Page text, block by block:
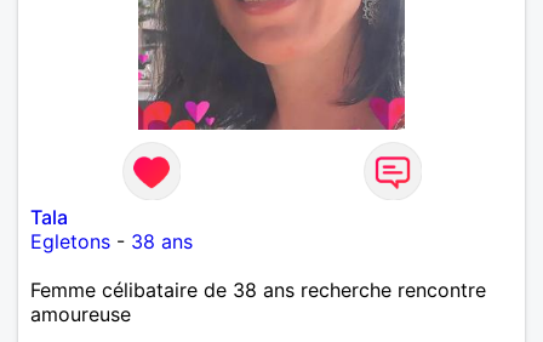
Tala
Egletons - 38 ans
Femme célibataire de 38 ans recherche rencontre
amoureuse